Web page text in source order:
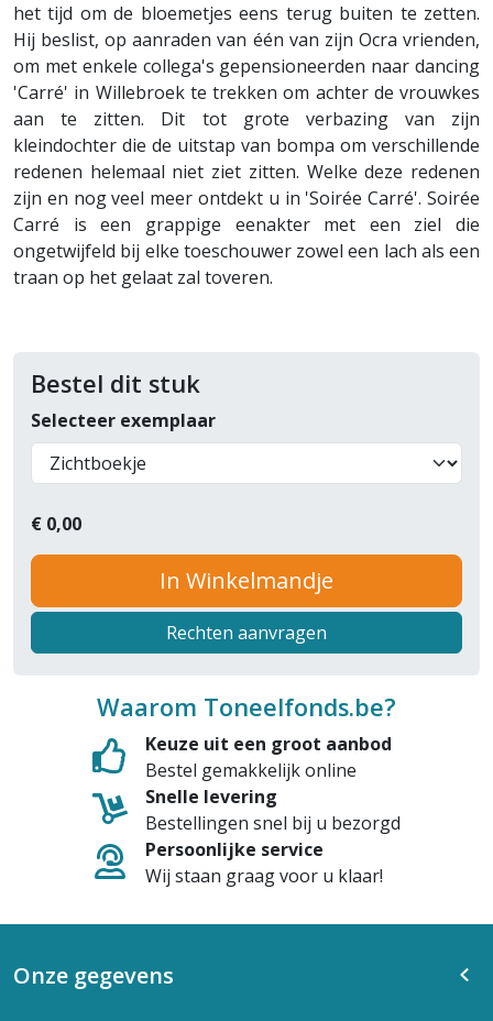
het tijd om de bloemetjes eens terug buiten te zetten.
Hij beslist, op aanraden van één van zijn Ocra vrienden,
om met enkele collega's gepensioneerden naar dancing
'Carré' in Willebroek te trekken om achter de vrouwkes
aan te zitten. Dit tot grote verbazing van zijn
kleindochter die de uitstap van bompa om verschillende
redenen helemaal niet ziet zitten. Welke deze redenen
zijn en nog veel meer ontdekt u in 'Soirée Carré'. Soirée
Carré is een grappige eenakter met een ziel die
ongetwijfeld bij elke toeschouwer zowel een lach als een
traan op het gelaat zal toveren.
Bestel dit stuk
Selecteer exemplaar
€ 0,00
In Winkelmandje
Rechten aanvragen
Waarom Toneelfonds.be?
Keuze uit een groot aanbod
Bestel gemakkelijk online
Snelle levering
Bestellingen snel bij u bezorgd
Persoonlijke service
Wij staan graag voor u klaar!
Onze gegevens